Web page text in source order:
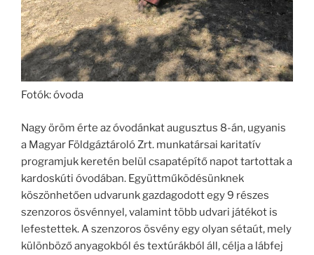
Fotók: óvoda
Nagy öröm érte az óvodánkat augusztus 8-án, ugyanis
a Magyar Földgáztároló Zrt. munkatársai karitatív
programjuk keretén belül csapatépítő napot tartottak a
kardoskúti óvodában. Együttműködésünknek
köszönhetően udvarunk gazdagodott egy 9 részes
szenzoros ösvénnyel, valamint több udvari játékot is
lefestettek. A szenzoros ösvény egy olyan sétaút, mely
különböző anyagokból és textúrákból áll, célja a lábfej